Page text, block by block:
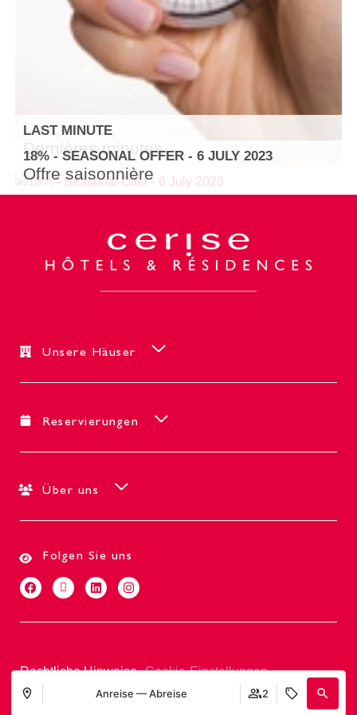
Anreise — Abreise 2
LAST MINUTE
Dernières minutes
18% - SEASONAL OFFER - 6 JULY 2023
Offre saisonnière
Unsere Häuser
Reservierungen
Über uns
Folgen Sie uns
Rechtliche Hinweise Cookie-Einstellungen